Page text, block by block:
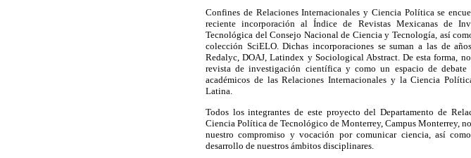
Confines de Relaciones Internacionales y Ciencia Política se
reciente incorporación al Índice de Revistas Mexicanas de
Tecnológica del Consejo Nacional de Ciencia y Tecnología, así
colección SciELO. Dichas incorporaciones se suman a las de
Redalyc, DOAJ, Latindex y Sociological Abstract. De esta forma,
revista de investigación científica y como un espacio de debate
académicos de las Relaciones Internacionales y la Ciencia
Latina.
Todos los integrantes de este proyecto del Departamento de
Ciencia Política de Tecnológico de Monterrey, Campus Monterrey,
nuestro compromiso y vocación por comunicar ciencia, así
desarrollo de nuestros ámbitos disciplinares.